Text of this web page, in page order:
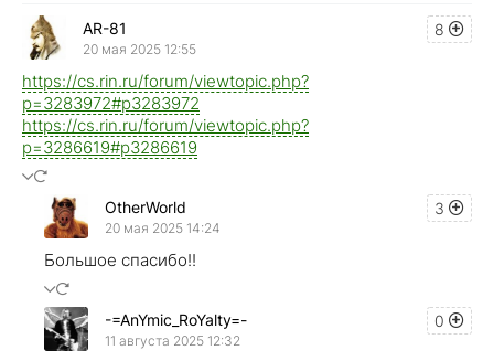
8
AR-81
20 мая 2025 12:55
https://cs.rin.ru/forum/viewtopic.php?
p=3283972#p3283972
https://cs.rin.ru/forum/viewtopic.php?
p=3286619#p3286619
3
OtherWorld
20 мая 2025 14:24
Большое спасибо!!
0
-=AnYmic_RoYalty=-
11 августа 2025 12:32